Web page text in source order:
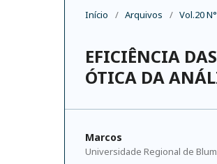
Início / Arquivos / Vol.20
EFICIÊNCIA
ÓTICA DA
Marcos
Universidade Regional de